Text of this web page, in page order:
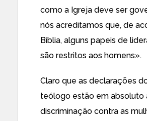
como a Igreja deve ser
nós acreditamos que, de
Bíblia, alguns papeis de
são restritos aos homens».
Claro que as declarações
teólogo estão em absoluto
discriminação contra as